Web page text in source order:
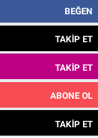
BEĞEN
TAKIP ET
TAKIP ET
ABONE OL
TAKIP ET